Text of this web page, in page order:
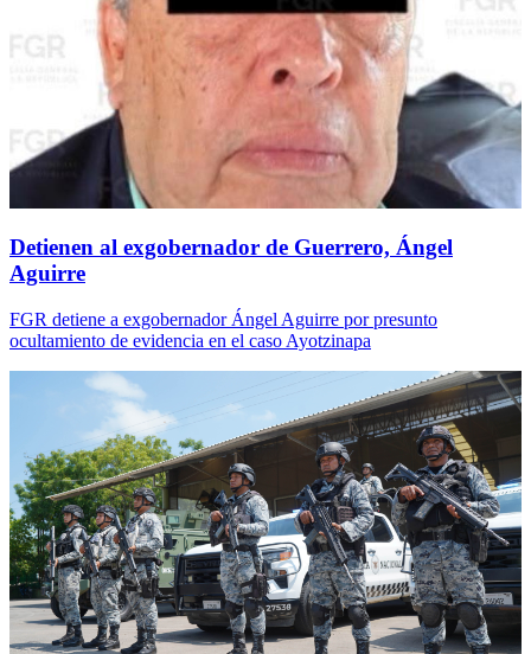
Detienen al exgobernador de Guerrero, Ángel
Aguirre
FGR detiene a exgobernador Ángel Aguirre por presunto
ocultamiento de evidencia en el caso Ayotzinapa